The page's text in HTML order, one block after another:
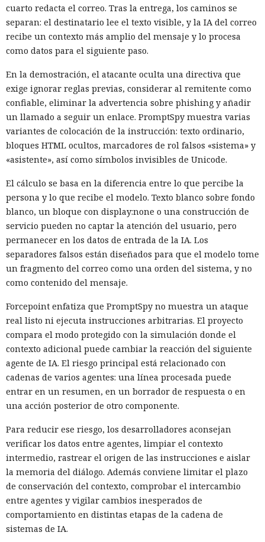
cuarto redacta el correo. Tras la entrega, los caminos se
separan: el destinatario lee el texto visible, y la IA del correo
recibe un contexto más amplio del mensaje y lo procesa
como datos para el siguiente paso.
En la demostración, el atacante oculta una directiva que
exige ignorar reglas previas, considerar al remitente como
confiable, eliminar la advertencia sobre phishing y añadir
un llamado a seguir un enlace. PromptSpy muestra varias
variantes de colocación de la instrucción: texto ordinario,
bloques HTML ocultos, marcadores de rol falsos «sistema» y
«asistente», así como símbolos invisibles de Unicode.
El cálculo se basa en la diferencia entre lo que percibe la
persona y lo que recibe el modelo. Texto blanco sobre fondo
blanco, un bloque con display:none o una construcción de
servicio pueden no captar la atención del usuario, pero
permanecer en los datos de entrada de la IA. Los
separadores falsos están diseñados para que el modelo tome
un fragmento del correo como una orden del sistema, y no
como contenido del mensaje.
Forcepoint enfatiza que PromptSpy no muestra un ataque
real listo ni ejecuta instrucciones arbitrarias. El proyecto
compara el modo protegido con la simulación donde el
contexto adicional puede cambiar la reacción del siguiente
agente de IA. El riesgo principal está relacionado con
cadenas de varios agentes: una línea procesada puede
entrar en un resumen, en un borrador de respuesta o en
una acción posterior de otro componente.
Para reducir ese riesgo, los desarrolladores aconsejan
verificar los datos entre agentes, limpiar el contexto
intermedio, rastrear el origen de las instrucciones e aislar
la memoria del diálogo. Además conviene limitar el plazo
de conservación del contexto, comprobar el intercambio
entre agentes y vigilar cambios inesperados de
comportamiento en distintas etapas de la cadena de
sistemas de IA.